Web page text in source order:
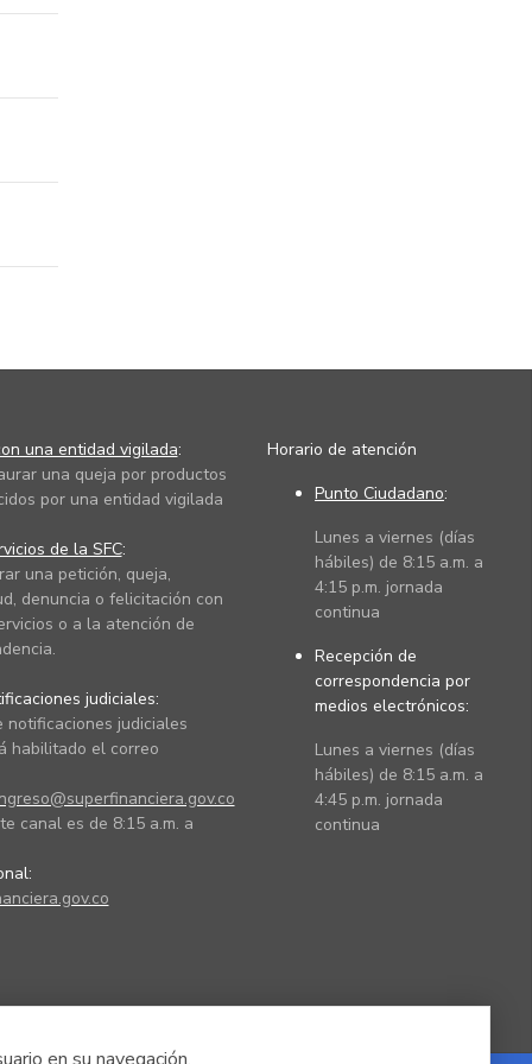
una entidad vigilada:
una queja por productos
por una entidad vigilada
de la SFC:
una petición, queja,
denuncia o felicitación con
o a la atención de
judiciales:
notificaciones judiciales
habilitado el correo
canal es de 8:15 a.m. a
Horario de atención
Punto Ciudadano:
Lunes a viernes (días
hábiles) de 8:15 a.m. a
4:15 p.m. jornada
continua
Recepción de
correspondencia por
medios electrónicos:
Lunes a viernes (días
hábiles) de 8:15 a.m. a
4:45 p.m. jornada
continua